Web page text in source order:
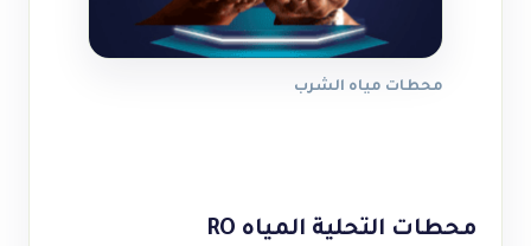
محطات مياه الشرب
محطات التحلية المياه RO